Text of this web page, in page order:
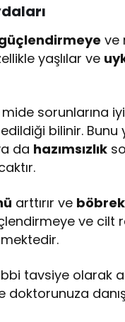
ve
yaşlılar ve
sorunlarına
bilinir. Bunu
da hazımsızlık
arttırır ve böbrek
ve cilt
tavsiye olarak
doktorunuza